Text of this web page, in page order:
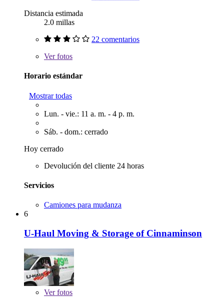
Distancia estimada
2.0 millas
22 comentarios
Verfotos
Horario estándar
Mostrar todas
Lun. - vie.: 11 a. m. - 4 p. m.
Sáb. - dom.: cerrado
Hoy cerrado
Devolución del cliente 24 horas
Servicios
Camiones para mudanza
6
U-Haul Moving & Storage of Cinnaminson
Verfotos